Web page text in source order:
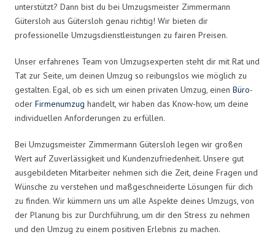
unterstützt? Dann bist du bei Umzugsmeister Zimmermann
Gütersloh aus Gütersloh genau richtig! Wir bieten dir
professionelle Umzugsdienstleistungen zu fairen Preisen.
Unser erfahrenes Team von Umzugsexperten steht dir mit Rat und
Tat zur Seite, um deinen Umzug so reibungslos wie möglich zu
gestalten. Egal, ob es sich um einen privaten Umzug, einen Büro-
oder Firmenumzug handelt, wir haben das Know-how, um deine
individuellen Anforderungen zu erfüllen.
Bei Umzugsmeister Zimmermann Gütersloh legen wir großen
Wert auf Zuverlässigkeit und Kundenzufriedenheit. Unsere gut
ausgebildeten Mitarbeiter nehmen sich die Zeit, deine Fragen und
Wünsche zu verstehen und maßgeschneiderte Lösungen für dich
zu finden. Wir kümmern uns um alle Aspekte deines Umzugs, von
der Planung bis zur Durchführung, um dir den Stress zu nehmen
und den Umzug zu einem positiven Erlebnis zu machen.